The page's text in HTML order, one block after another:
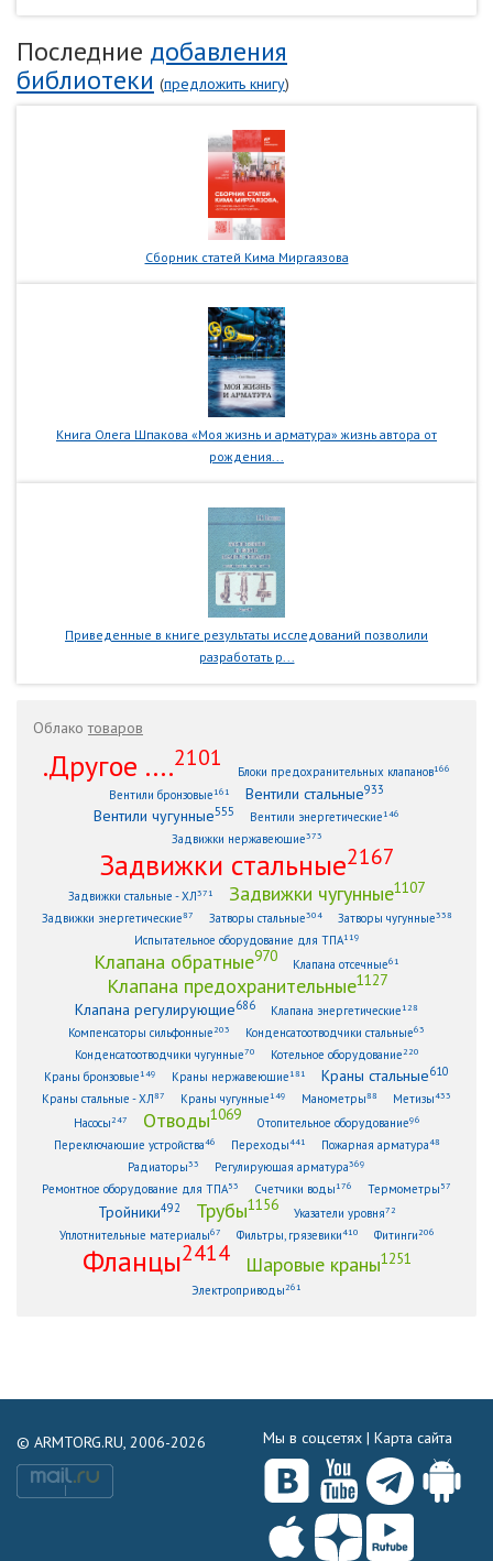
Последние добавления
библиотеки (предложить книгу)
Сборник статей Кима Миргаязова
Книга Олега Шпакова «Моя жизнь и арматура» жизнь автора от
рождения...
Приведенные в книге результаты исследований позволили
разработать р...
Облакотоваров
.Другое ....2101
Блоки предохранительных клапанов166
Вентили бронзовые161 Вентили стальные933
Вентили чугунные555 Вентили энергетические146
Задвижки нержавеющие373
Задвижки стальные2167
Задвижки стальные - ХЛ371 Задвижки чугунные1107
Задвижки энергетические87 Затворы стальные304 Затворы чугунные338
Испытательное оборудование для ТПА119
Клапана обратные970 Клапана отсечные61
Клапана предохранительные1127
Клапана регулирующие686 Клапана энергетические128
Компенсаторы сильфонные 203 Конденсатоотводчики стальные63
Конденсатоотводчики чугунные70 Котельное оборудование 220
Краны бронзовые149 Краны нержавеющие181 Краны стальные610
Краны стальные - ХЛ87 Краны чугунные149 Манометры88 Метизы433
Насосы 247 Отводы1069 Отопительное оборудование96
Переключающие устройства46 Переходы441 Пожарная арматура48
Радиаторы33 Регулирующая арматура369
Ремонтное оборудование для ТПА53 Счетчики воды176 Термометры 57
Тройники492 Трубы1156 Указатели уровня72
Уплотнительные материалы67 Фильтры, грязевики410 Фитинги 206
Фланцы2414 Шаровые краны1251
Электроприводы 261
© ARMTORG.RU, 2006-2026 Мы в соцсетях | Карта сайта